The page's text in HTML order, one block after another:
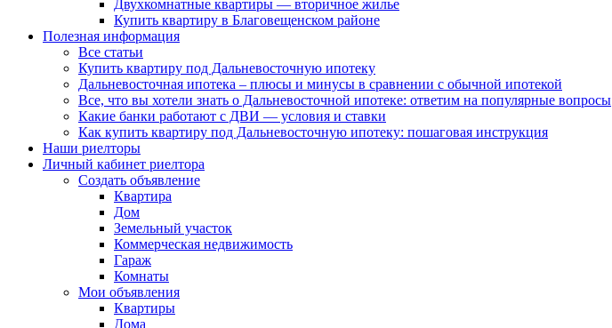
Двухкомнатные квартиры — вторичное жилье
Купить квартиру в Благовещенском районе
Полезная информация
Все статьи
Купить квартиру под Дальневосточную ипотеку
Дальневосточная ипотека – плюсы и минусы в сравнении с обычной ипотекой
Все, что вы хотели знать о Дальневосточной ипотеке: ответим на популярные вопросы
Какие банки работают с ДВИ — условия и ставки
Как купить квартиру под Дальневосточную ипотеку: пошаговая инструкция
Наши риелторы
Личный кабинет риелтора
Cоздать объявление
Квартира
Дом
Земельный участок
Коммерческая недвижимость
Гараж
Комнаты
Мои объявления
Квартиры
Дома